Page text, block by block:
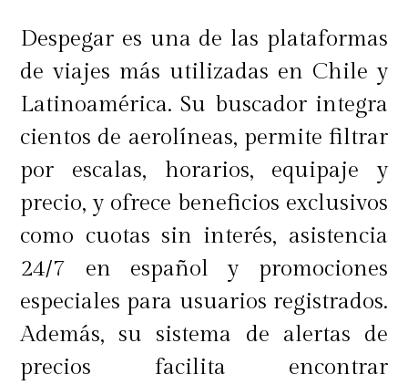
Despegar es una de las plataformas
de viajes más utilizadas en Chile y
Latinoamérica. Su buscador integra
cientos de aerolíneas, permite filtrar
por escalas, horarios, equipaje y
precio, y ofrece beneficios exclusivos
como cuotas sin interés, asistencia
24/7 en español y promociones
especiales para usuarios registrados.
Además, su sistema de alertas de
precios facilita encontrar